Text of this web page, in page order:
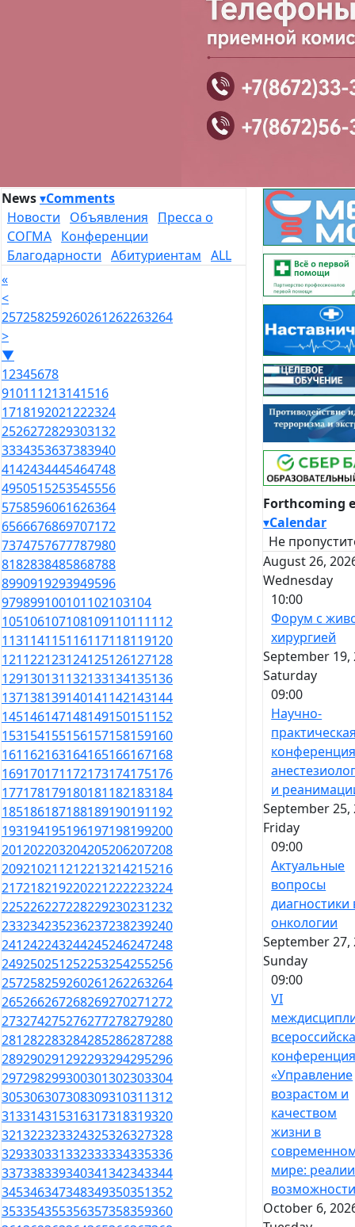
News▾Comments
Новости
Объявления
Пресса о
СОГМА Конференции
Благодарности Абитуриентам ALL
«
<
257258259260261262263264
>
▼
12345678
910111213141516
1718192021222324
2526272829303132
3334353637383940
4142434445464748
4950515253545556
5758596061626364
6566676869707172
7374757677787980
8182838485868788
8990919293949596
979899100101102103104
105106107108109110111112
113114115116117118119120
121122123124125126127128
129130131132133134135136
137138139140141142143144
145146147148149150151152
153154155156157158159160
161162163164165166167168
169170171172173174175176
177178179180181182183184
185186187188189190191192
193194195196197198199200
201202203204205206207208
209210211212213214215216
217218219220221222223224
225226227228229230231232
233234235236237238239240
241242243244245246247248
249250251252253254255256
257258259260261262263264
265266267268269270271272
273274275276277278279280
281282283284285286287288
289290291292293294295296
297298299300301302303304
305306307308309310311312
313314315316317318319320
321322323324325326327328
329330331332333334335336
337338339340341342343344
345346347348349350351352
353354355356357358359360
Forthcoming
▾Calendar
Не
August 26,
Wednesday
10:00
Форум с
хирургией
September 19,
Saturday
09:00
Научно-
и
September 25,
Friday
09:00
Актуальные
вопросы
диагностики
онкологии
September 27,
Sunday
09:00
VI
«Управление
возрастом и
качеством
жизни в
мире:
October 6,